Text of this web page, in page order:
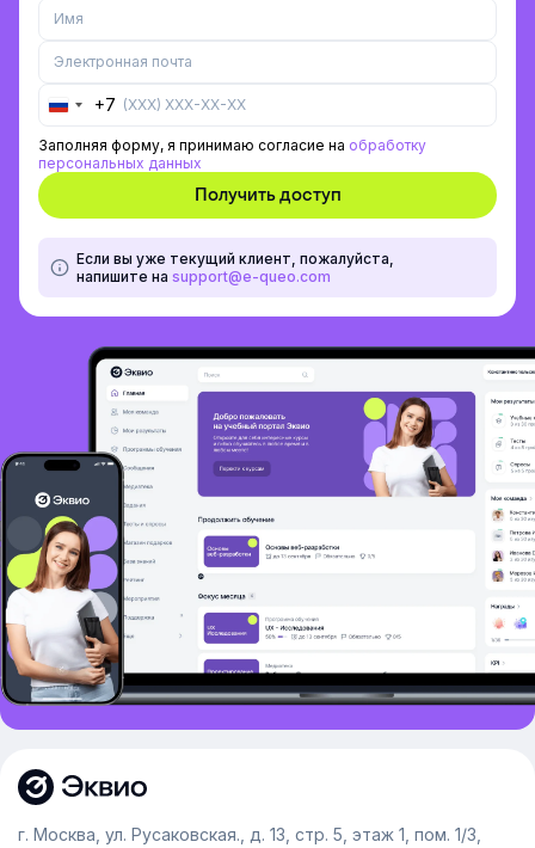
Russia
+7
Заполняя форму, я принимаю согласие на обработку
персональных данных
Если вы уже текущий клиент, пожалуйста,
напишите на support@e-queo.com
г. Москва, ул. Русаковская., д. 13, стр. 5, этаж 1, пом. 1/3,